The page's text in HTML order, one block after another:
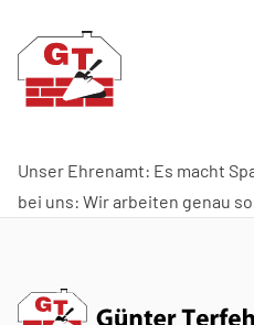
Unser Ehrenamt: Es macht
bei uns: Wir arbeiten genau